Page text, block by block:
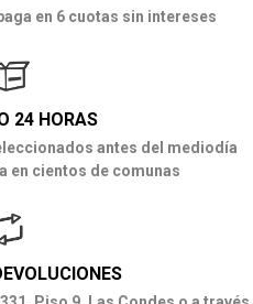
en 6 cuotas sin intereses
24 HORAS
antes del mediodía
en cientos de comunas